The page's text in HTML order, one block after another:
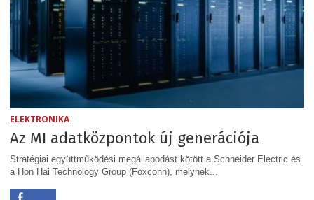
ELEKTRONIKA
Az MI adatközpontok új generációja
Stratégiai együttműködési megállapodást kötött a Schneider Electric és
a Hon Hai Technology Group (Foxconn), melynek...